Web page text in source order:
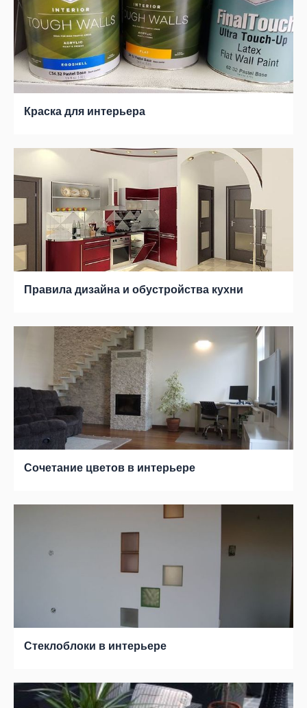
Краска для интерьера
Правила дизайна и обустройства кухни
Сочетание цветов в интерьере
Стеклоблоки в интерьере